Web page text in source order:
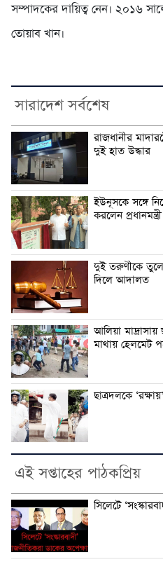
সম্পাদকের দায়িত্ব নেন। ২০১৬
তোয়াব খান।
সারাদেশ সর্বশেষ
রাজধানীর
দুই হাত উদ্ধার
ইউনূসকে সঙ্গে
করলেন প্রধানমন্ত্রী
দুই তরুণীকে তুলে
দিলে আদালত
আলিয়া
মাথায় হেলমেট
ছাত্রদলকে
এই সপ্তাহের পাঠকপ্রিয়
সিলেটে